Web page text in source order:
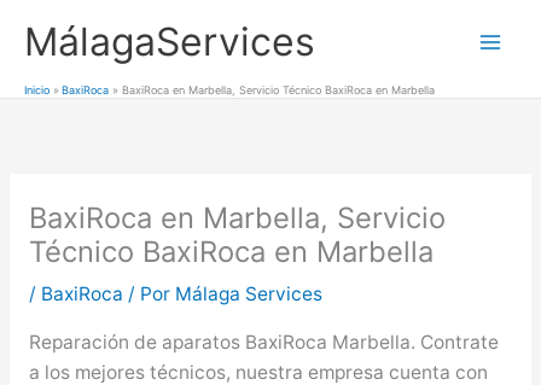
MálagaServices
Inicio BaxiRoca BaxiRoca en Marbella, Servicio Técnico BaxiRoca en Marbella
BaxiRoca en Marbella, Servicio
Técnico BaxiRoca en Marbella
/ BaxiRoca / Por Málaga Services
Reparación de aparatos BaxiRoca Marbella. Contrate
a los mejores técnicos, nuestra empresa cuenta con